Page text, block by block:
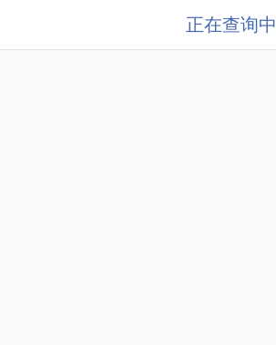
正在查询中